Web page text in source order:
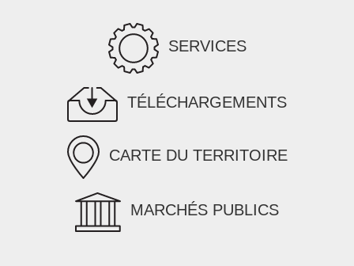
SERVICES
TÉLÉCHARGEMENTS
CARTE DU TERRITOIRE
MARCHÉS PUBLICS